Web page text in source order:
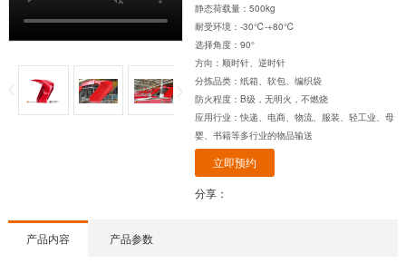
静态荷载量：500kg
耐受环境：-30℃-+80℃
选择角度：90°
方向：顺时针、逆时针
分拣品类：纸箱、软包、编织袋
防火程度：B级，无明火，不燃烧
应用行业：快递、电商、物流、服装、轻工业、母
婴、书籍等多行业的物品输送
立即预约
分享：
产品内容 产品参数